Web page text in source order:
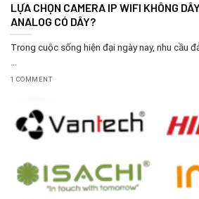
LỰA CHỌN CAMERA IP WIFI KHÔNG
ANALOG CÓ DÂY?
Trong cuộc sống hiện đại ngày nay, nhu cầu
1 COMMENT